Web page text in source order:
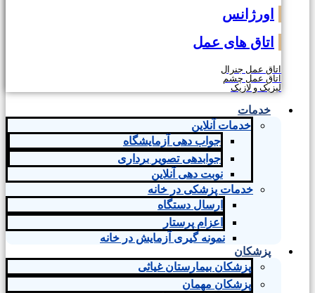
اورژانس
اتاق های عمل
اتاق عمل جنرال
اتاق عمل چشم
لیزیک و لازیک
خدمات
خدمات آنلاین
جواب دهی آزمایشگاه
جوابدهی تصویر برداری
نوبت دهی آنلاین
خدمات پزشکی در خانه
ارسال دستگاه
اعزام پرستار
نمونه گیری آزمایش در خانه
پزشکان
پزشکان بیمارستان غیاثی
پزشکان مهمان